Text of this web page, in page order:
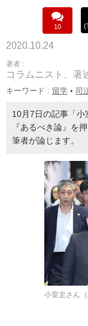
10
2020.10.24
著者 :
コラムニスト、著
キーワード : 留学 • 司
10月7日の記事「
『あるべき論』を
筆者が論じます。
小室圭さん